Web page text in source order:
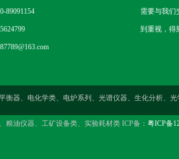
89091154 需要与我们
到重视，得
衡器、电化学类、电炉系列、光谱仪器、生化分析、
粮油仪器、工矿设备类、实验耗材类 ICP备： 粤ICP备